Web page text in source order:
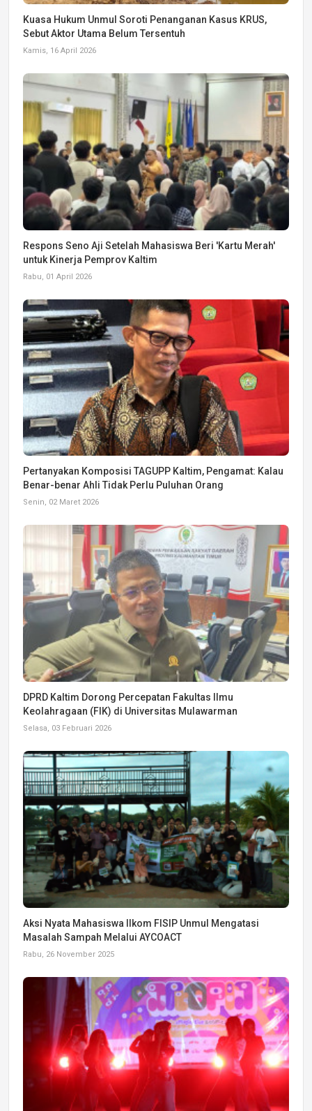
Kuasa Hukum Unmul Soroti Penanganan Kasus KRUS,
Sebut Aktor Utama Belum Tersentuh
Kamis, 16 April 2026
Respons Seno Aji Setelah Mahasiswa Beri 'Kartu Merah'
untuk Kinerja Pemprov Kaltim
Rabu, 01 April 2026
Pertanyakan Komposisi TAGUPP Kaltim, Pengamat: Kalau
Benar-benar Ahli Tidak Perlu Puluhan Orang
Senin, 02 Maret 2026
DPRD Kaltim Dorong Percepatan Fakultas Ilmu
Keolahragaan (FIK) di Universitas Mulawarman
Selasa, 03 Februari 2026
Aksi Nyata Mahasiswa Ilkom FISIP Unmul Mengatasi
Masalah Sampah Melalui AYCOACT
Rabu, 26 November 2025